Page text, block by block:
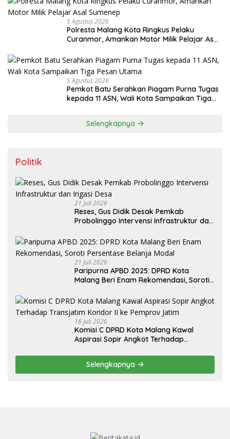
5 Agustus 2026
Polresta Malang Kota Ringkus Pelaku
Curanmor, Amankan Motor Milik Pelajar Asal
5 Agustus 2026
Pemkot Batu Serahkan Piagam Purna Tugas
kepada 11 ASN, Wali Kota Sampaikan Tiga
Selengkapnya
Politik
21 Juli 2026
Reses, Gus Didik Desak Pemkab
Probolinggo Intervensi Infrastruktur dan
21 Juli 2026
Paripurna APBD 2025: DPRD Kota
Malang Beri Enam Rekomendasi, Soroti
16 Juli 2026
Komisi C DPRD Kota Malang Kawal
Aspirasi Sopir Angkot Terhadap
Selengkapnya